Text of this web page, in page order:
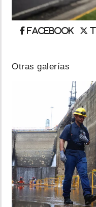
Facebook
Otras galerías